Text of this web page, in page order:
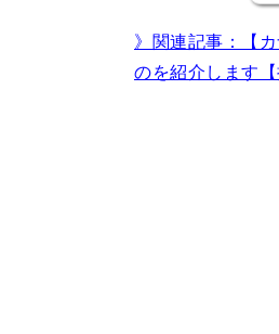
》関連記事：【
のを紹介します【